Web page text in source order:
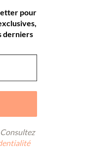
pour
derniers